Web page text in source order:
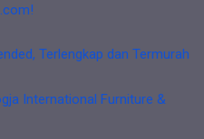
Terlengkap dan Termurah
International Furniture &